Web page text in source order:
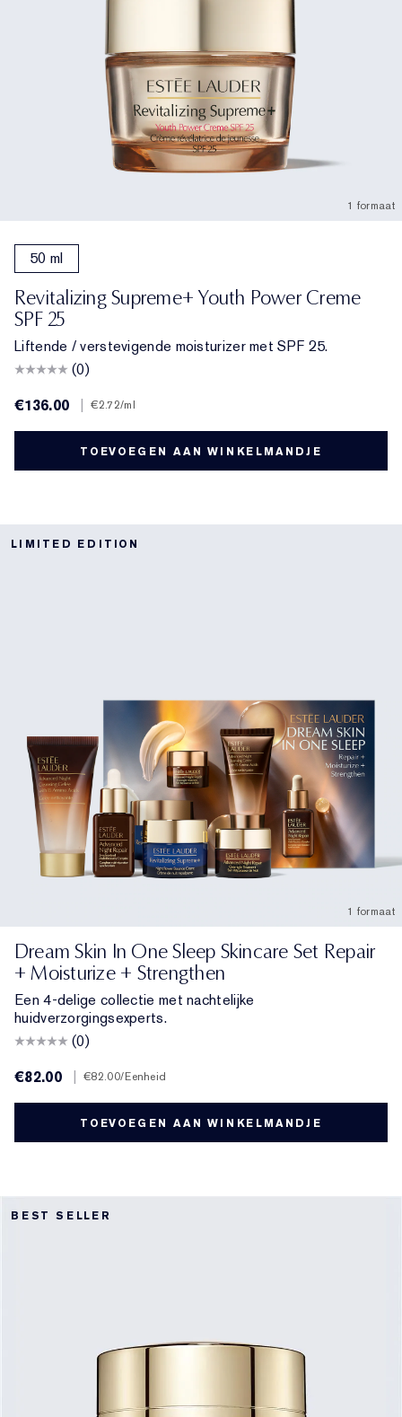
1 formaat
50 ml
Revitalizing Supreme+ Youth Power Creme
SPF 25
Liftende / verstevigende moisturizer met SPF 25.
(0)
€136.00
€2.72/ml
TOEVOEGEN AAN WINKELMANDJE
LIMITED EDITION
1 formaat
Dream Skin In One Sleep Skincare Set Repair
+ Moisturize + Strengthen
Een 4-delige collectie met nachtelijke
huidverzorgingsexperts.
(0)
€82.00
€82.00/Eenheid
TOEVOEGEN AAN WINKELMANDJE
BEST SELLER